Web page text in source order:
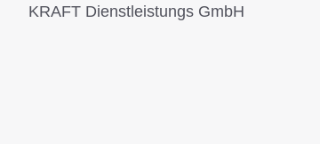
KRAFT Dienstleistungs GmbH